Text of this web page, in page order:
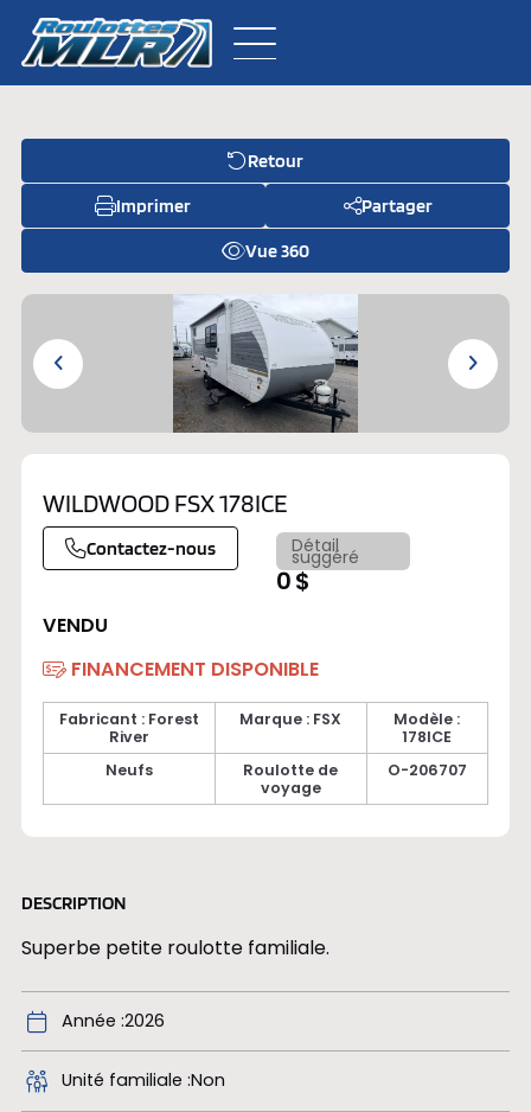
Inventaire neuf
Inventaire usagé
WILDWOOD FSX 178ICE
Contactez-nous Détail
suggéré
0 $
VENDU
FINANCEMENT DISPONIBLE
Fabricant : Forest
River
Marque : FSX
Modèle :
178ICE
Neufs
Roulotte de
voyage
O-206707
DESCRIPTION
Superbe petite roulotte familiale.
Année 2026
Unité familiale Non
Retour
Imprimer
Partager
Vue 360